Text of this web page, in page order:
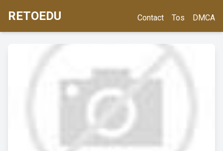
RETOEDU Contact Tos DMCA